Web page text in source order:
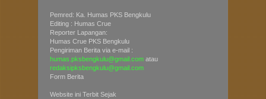
Pemred: Ka. Humas PKS Bengkulu
Editing : Humas Crue
Reporter Lapangan:
Humas Crue PKS Bengkulu
Pengiriman Berita via e-mail :
humas.pksbengkulu@gmail.com atau
redaksipksbengkulu@gmail.com
Form Berita
Website ini Terbit Sejak